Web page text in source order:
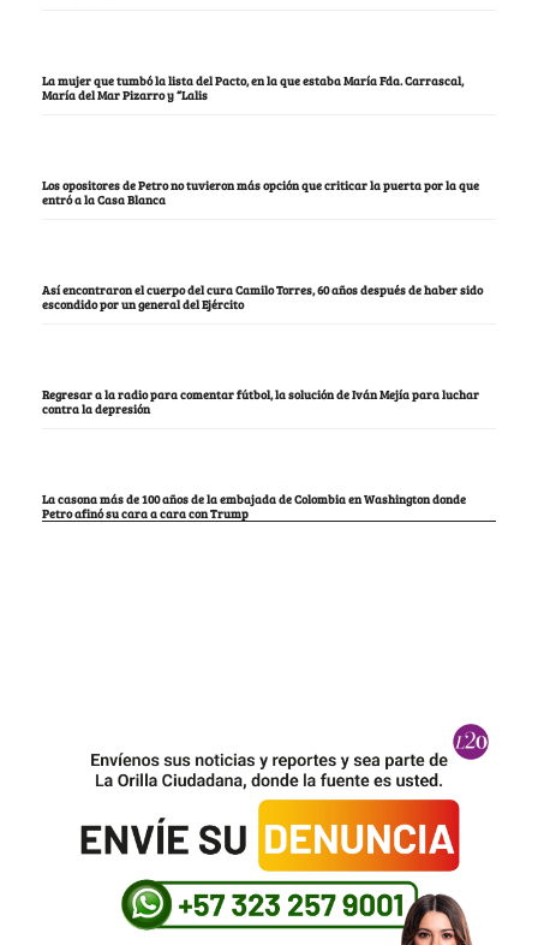
La mujer que tumbó la lista del Pacto, en la que estaba María Fda. Carrascal,
María del Mar Pizarro y “Lalis
Los opositores de Petro no tuvieron más opción que criticar la puerta por la que
entró a la Casa Blanca
Así encontraron el cuerpo del cura Camilo Torres, 60 años después de haber sido
escondido por un general del Ejército
Regresar a la radio para comentar fútbol, la solución de Iván Mejía para luchar
contra la depresión
La casona más de 100 años de la embajada de Colombia en Washington donde
Petro afinó su cara a cara con Trump